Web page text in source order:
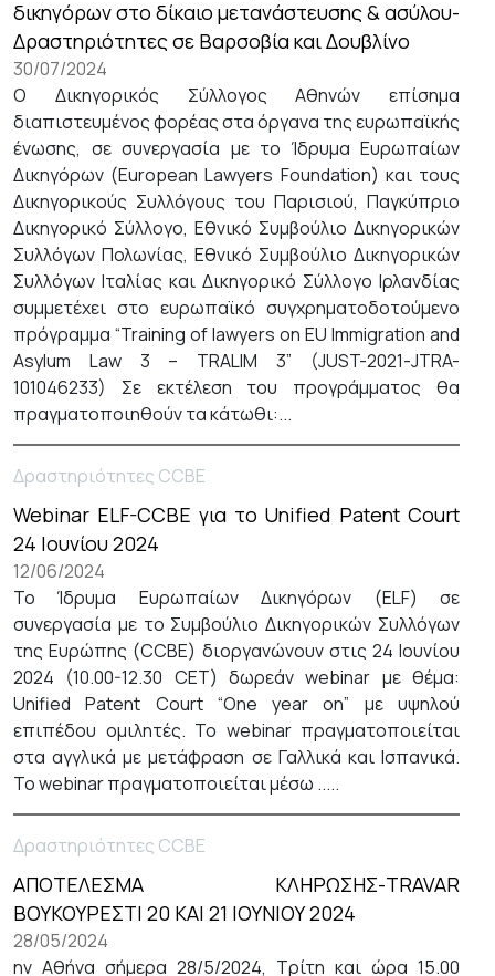
δικηγόρων στο δίκαιο μετανάστευσης & ασύλου-
Δραστηριότητες σε Βαρσοβία και Δουβλίνο
30/07/2024
Ο Δικηγορικός Σύλλογος Αθηνών επίσημα
διαπιστευμένος φορέας στα όργανα της ευρωπαϊκής
ένωσης, σε συνεργασία με το Ίδρυμα Ευρωπαίων
Δικηγόρων (European Lawyers Foundation) και τους
Δικηγορικούς Συλλόγους του Παρισιού, Παγκύπριο
Δικηγορικό Σύλλογο, Εθνικό Συμβούλιο Δικηγορικών
Συλλόγων Πολωνίας, Εθνικό Συμβούλιο Δικηγορικών
Συλλόγων Ιταλίας και Δικηγορικό Σύλλογο Ιρλανδίας
συμμετέχει στο ευρωπαϊκό συγχρηματοδοτούμενο
πρόγραμμα “Training of lawyers on EU Immigration and
Asylum Law 3 – TRALIM 3” (JUST-2021-JTRA-
101046233) Σε εκτέλεση του προγράμματος θα
πραγματοποιηθούν τα κάτωθι:...
Δραστηριότητες CCBE
Webinar ELF-CCBE για το Unified Patent Court
24 Ιουνίου 2024
12/06/2024
Το Ίδρυμα Ευρωπαίων Δικηγόρων (ELF) σε
συνεργασία με το Συμβούλιο Δικηγορικών Συλλόγων
της Ευρώπης (CCBE) διοργανώνουν στις 24 Ιουνίου
2024 (10.00-12.30 CET) δωρεάν webinar με θέμα:
Unified Patent Court “One year on” με υψηλού
επιπέδου ομιλητές. To webinar πραγματοποιείται
στα αγγλικά με μετάφραση σε Γαλλικά και Ισπανικά.
Το webinar πραγματοποιείται μέσω .....
Δραστηριότητες CCBE
ΑΠΟΤΕΛΕΣΜΑ ΚΛΗΡΩΣΗΣ-TRAVAR
ΒΟΥΚΟΥΡΕΣΤΙ 20 ΚΑΙ 21 ΙΟΥΝΙΟΥ 2024
28/05/2024
ην Αθήνα σήμερα 28/5/2024, Τρίτη και ώρα 15.00